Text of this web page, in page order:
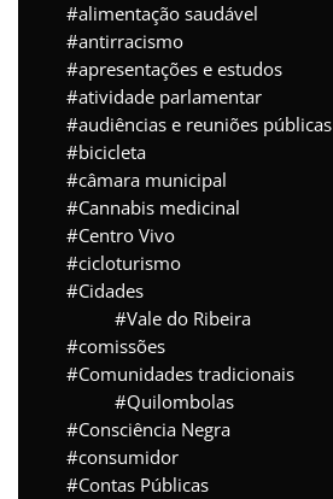
alimentação saudável
antirracismo
apresentações e estudos
atividade parlamentar
audiências e reuniões públicas
bicicleta
câmara municipal
Cannabis medicinal
Centro Vivo
cicloturismo
Cidades
Vale do Ribeira
comissões
Comunidades tradicionais
Quilombolas
Consciência Negra
consumidor
Contas Públicas